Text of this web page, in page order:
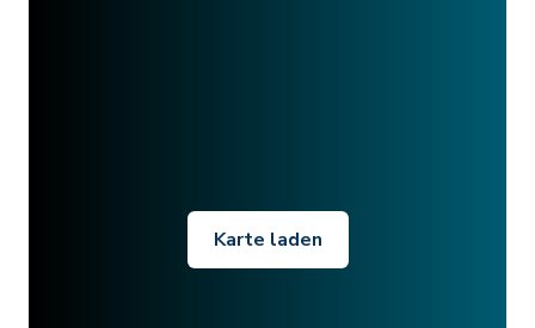
Karte laden